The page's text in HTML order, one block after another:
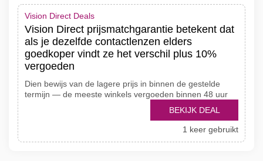
Vision Direct Deals
Vision Direct prijsmatchgarantie betekent dat
als je dezelfde contactlenzen elders
goedkoper vindt ze het verschil plus 10%
vergoeden
Dien bewijs van de lagere prijs in binnen de gestelde
termijn — de meeste winkels vergoeden binnen 48 uur
BEKIJK DEAL
1 keer gebruikt